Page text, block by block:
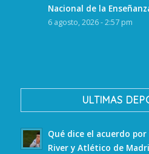
Nacional de la
6 agosto, 2026 - 2:57 pm
ULTIMAS
Qué dice el acuerdo
River y Atlético de